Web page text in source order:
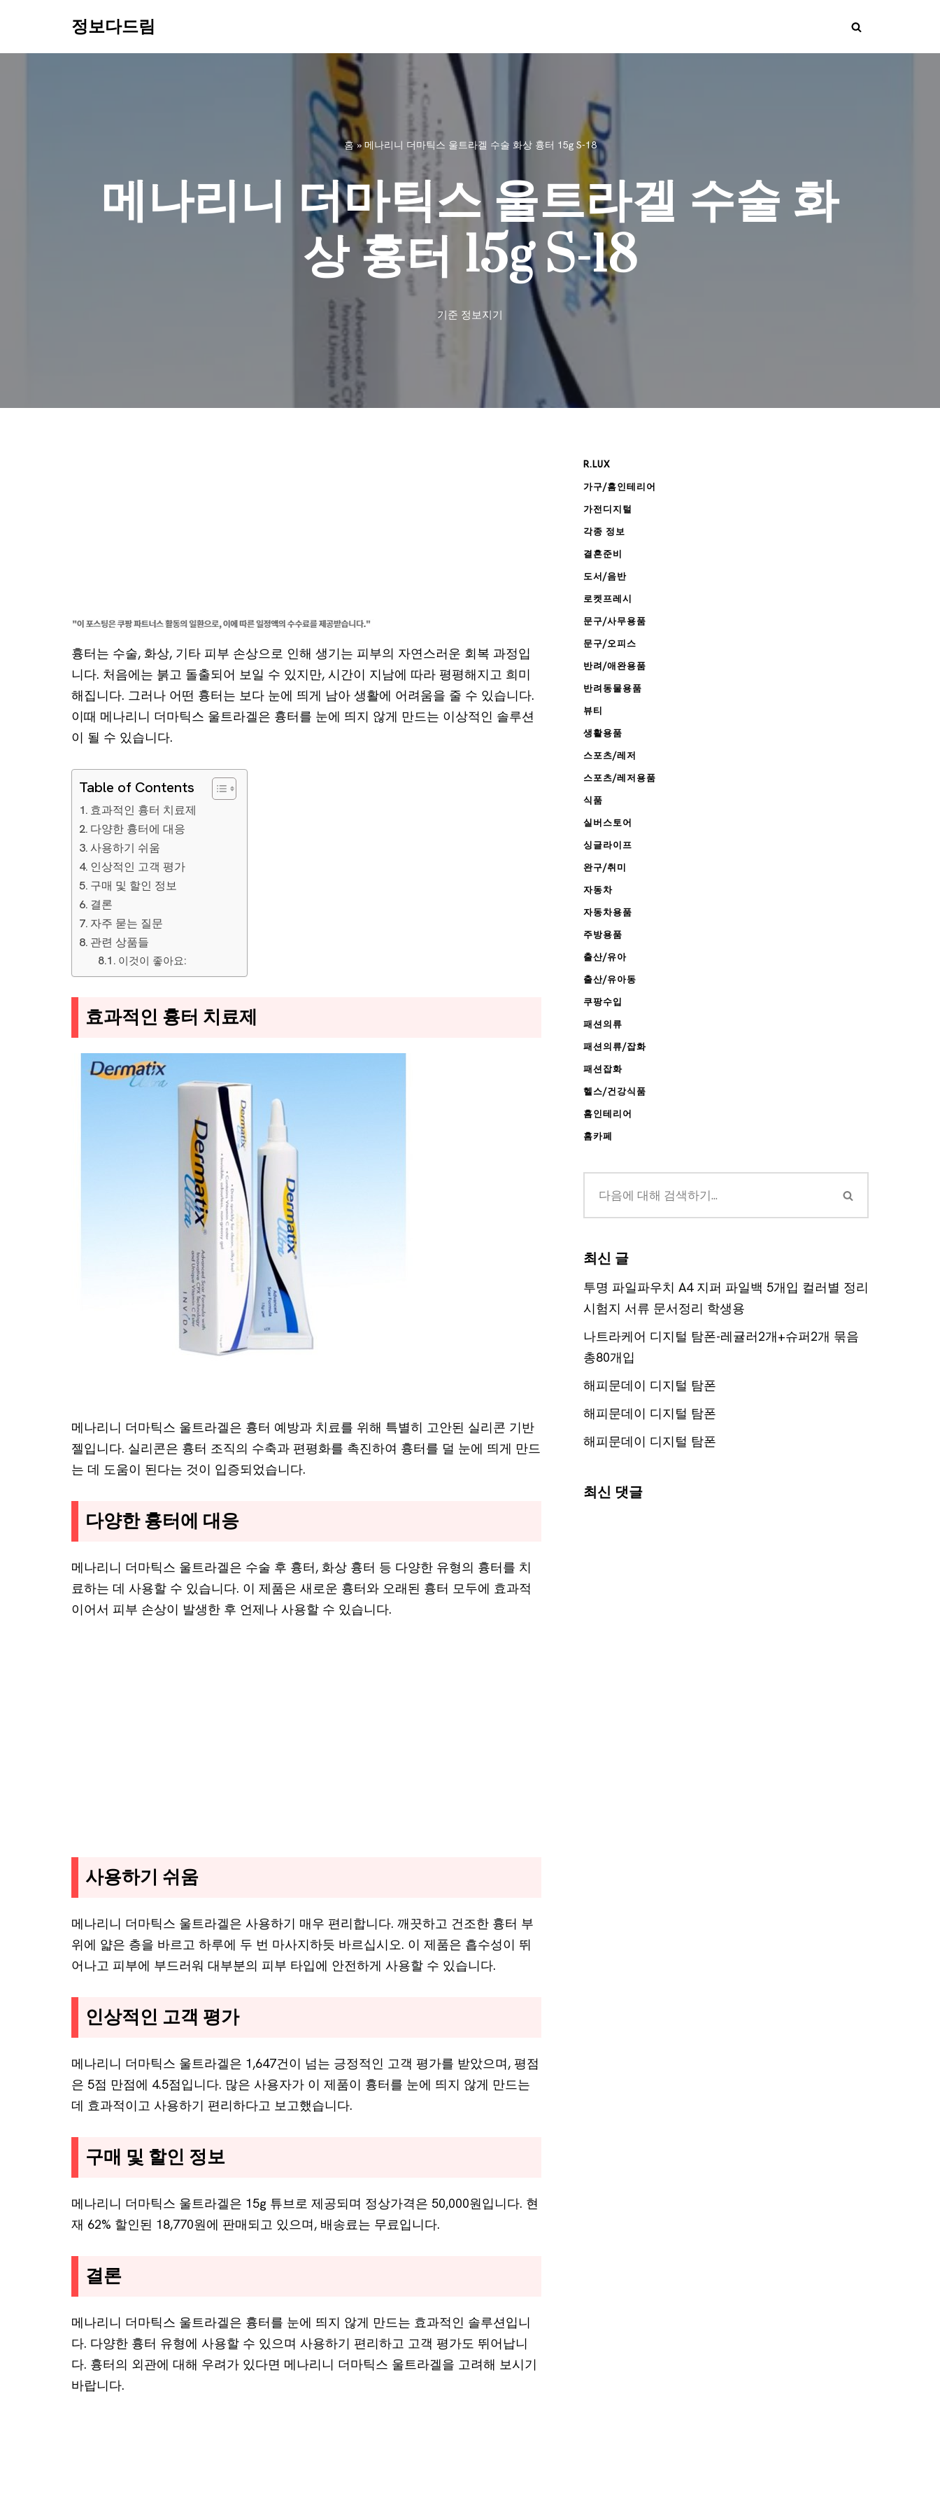
정보다드림
홈»메나리니 더마틱스 울트라겔 수술 화상 흉터 15g S-18
메나리니 더마틱스 울트라겔 수술 화
상 흉터 15g S-18
기준 정보지기
흉터는 수술, 화상, 기타 피부 손상으로 인해 생기는 피부의 자연스러운 회복 과정입
니다. 처음에는 붉고 돌출되어 보일 수 있지만, 시간이 지남에 따라 평평해지고 희미
해집니다. 그러나 어떤 흉터는 보다 눈에 띄게 남아 생활에 어려움을 줄 수 있습니다.
이때 메나리니 더마틱스 울트라겔은 흉터를 눈에 띄지 않게 만드는 이상적인 솔루션
이 될 수 있습니다.
Table of Contents
효과적인 흉터 치료제
다양한 흉터에 대응
사용하기 쉬움
인상적인 고객 평가
구매 및 할인 정보
결론
자주 묻는 질문
관련 상품들
이것이 좋아요:
효과적인 흉터 치료제
메나리니 더마틱스 울트라겔은 흉터 예방과 치료를 위해 특별히 고안된 실리콘 기반
젤입니다. 실리콘은 흉터 조직의 수축과 편평화를 촉진하여 흉터를 덜 눈에 띄게 만드
는 데 도움이 된다는 것이 입증되었습니다.
다양한 흉터에 대응
메나리니 더마틱스 울트라겔은 수술 후 흉터, 화상 흉터 등 다양한 유형의 흉터를 치
료하는 데 사용할 수 있습니다. 이 제품은 새로운 흉터와 오래된 흉터 모두에 효과적
이어서 피부 손상이 발생한 후 언제나 사용할 수 있습니다.
사용하기 쉬움
메나리니 더마틱스 울트라겔은 사용하기 매우 편리합니다. 깨끗하고 건조한 흉터 부
위에 얇은 층을 바르고 하루에 두 번 마사지하듯 바르십시오. 이 제품은 흡수성이 뛰
어나고 피부에 부드러워 대부분의 피부 타입에 안전하게 사용할 수 있습니다.
인상적인 고객 평가
메나리니 더마틱스 울트라겔은 1,647건이 넘는 긍정적인 고객 평가를 받았으며, 평점
은 5점 만점에 4.5점입니다. 많은 사용자가 이 제품이 흉터를 눈에 띄지 않게 만드는
데 효과적이고 사용하기 편리하다고 보고했습니다.
구매 및 할인 정보
메나리니 더마틱스 울트라겔은 15g 튜브로 제공되며 정상가격은 50,000원입니다. 현
재 62% 할인된 18,770원에 판매되고 있으며, 배송료는 무료입니다.
결론
메나리니 더마틱스 울트라겔은 흉터를 눈에 띄지 않게 만드는 효과적인 솔루션입니
다. 다양한 흉터 유형에 사용할 수 있으며 사용하기 편리하고 고객 평가도 뛰어납니
다. 흉터의 외관에 대해 우려가 있다면 메나리니 더마틱스 울트라겔을 고려해 보시기
바랍니다.
R.LUX
가구/홈인테리어
가전디지털
각종 정보
결혼준비
도서/음반
로켓프레시
문구/사무용품
문구/오피스
반려/애완용품
반려동물용품
뷰티
생활용품
스포츠/레저
스포츠/레저용품
식품
실버스토어
싱글라이프
완구/취미
자동차
자동차용품
주방용품
출산/유아
출산/유아동
쿠팡수입
패션의류
패션의류/잡화
패션잡화
헬스/건강식품
홈인테리어
홈카페
최신 글
투명 파일파우치 A4 지퍼 파일백 5개입 컬러별 정리
시험지 서류 문서정리 학생용
나트라케어 디지털 탐폰-레귤러2개+슈퍼2개 묶음
총80개입
해피문데이 디지털 탐폰
해피문데이 디지털 탐폰
해피문데이 디지털 탐폰
최신 댓글